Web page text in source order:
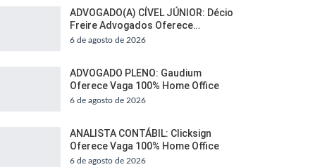
ADVOGADO(A) CÍVEL JÚNIOR: Décio
Freire Advogados Oferece…
6 de agosto de 2026
ADVOGADO PLENO: Gaudium
Oferece Vaga 100% Home Office
6 de agosto de 2026
ANALISTA CONTÁBIL: Clicksign
Oferece Vaga 100% Home Office
6 de agosto de 2026